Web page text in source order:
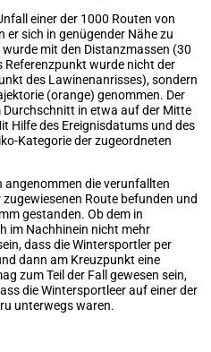
einer der 1000 Routen von
sich in genügender Nähe zu
mit den Distanzmassen (30
Referenzpunkt wurde nicht der
des Lawinenanrisses), sondern
(orange) genommen. Der
in etwa auf der Mitte
Hilfe des Ereignisdatums und des
Kategorie der zugeordneten
angenommen die verunfallten
Route befunden und
gestanden. Ob dem in
im Nachhinein nicht mehr
dass die Wintersportler per
dann am Kreuzpunkt eine
zum Teil der Fall gewesen sein,
die Wintersportleer auf einer der
unterwegs waren.